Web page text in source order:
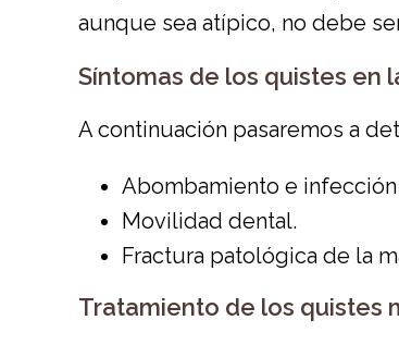
aunque sea atípico, no debe
Síntomas de los quistes en
A continuación pasaremos a
Abombamiento e
Movilidad dental.
Fractura patológica de la
Tratamiento de los quistes